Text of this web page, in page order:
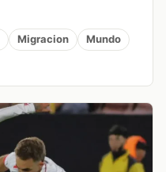
Migracion
Mundo